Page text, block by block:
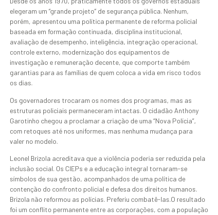
elegeram um “grande projeto” de segurança pública. Nenhum,
porém, apresentou uma política permanente de reforma policial
baseada em formação continuada, disciplina institucional,
avaliação de desempenho, inteligência, integração operacional,
controle externo, modernização dos equipamentos de
investigação e remuneração decente, que comporte também
garantias para as famílias de quem coloca a vida em risco todos
os dias.
Os governadores trocaram os nomes dos programas, mas as
estruturas policiais permaneceram intactas. O cidadão Anthony
Garotinho chegou a proclamar a criação de uma “Nova Polícia”,
com retoques até nos uniformes, mas nenhuma mudança para
valer no modelo.
Leonel Brizola acreditava que a violência poderia ser reduzida pela
inclusão social. Os CIEPs e a educação integral tornaram-se
símbolos de sua gestão, acompanhados de uma política de
contenção do confronto policial e defesa dos direitos humanos.
Brizola não reformou as polícias. Preferiu combatê-las.O resultado
foi um conflito permanente entre as corporações, com a população